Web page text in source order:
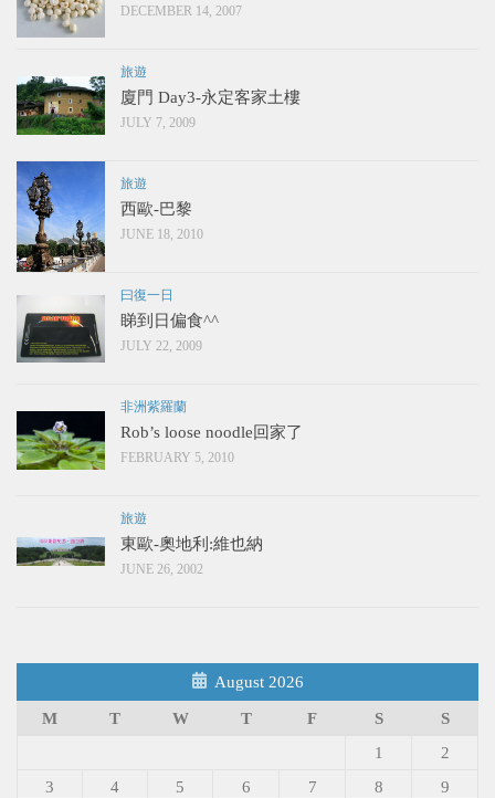
DECEMBER 14, 2007
旅遊
廈門 Day3-永定客家土樓
JULY 7, 2009
旅遊
西歐-巴黎
JUNE 18, 2010
曰復一日
睇到日偏食^^
JULY 22, 2009
非洲紫羅蘭
Rob’s loose noodle回家了
FEBRUARY 5, 2010
旅遊
東歐-奧地利:維也納
JUNE 26, 2002
August 2026
M T W T F S
S
1
2
3
4 5 6 7 8
9